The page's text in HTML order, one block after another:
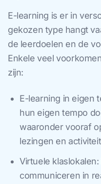
E-learning is er in
gekozen type hangt
de leerdoelen en de
Enkele veel
zijn:
E-learning in eigen
hun eigen tempo
waaronder vooraf
lezingen en
Virtuele
communiceren in